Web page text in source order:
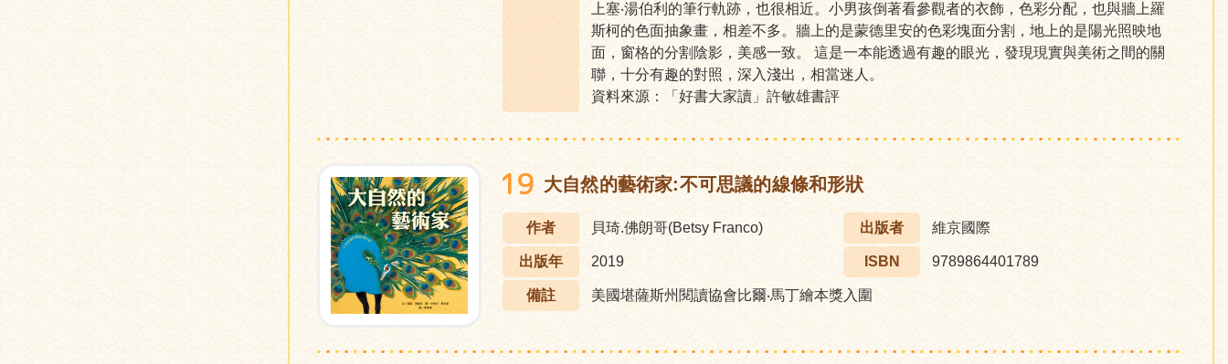
上塞‧湯伯利的筆行軌跡，也很相近。小男孩倒著看參觀者的衣飾，色彩分配，也與牆上羅
斯柯的色面抽象畫，相差不多。牆上的是蒙德里安的色彩塊面分割，地上的是陽光照映地
面，窗格的分割陰影，美感一致。 這是一本能透過有趣的眼光，發現現實與美術之間的關
聯，十分有趣的對照，深入淺出，相當迷人。
資料來源：「好書大家讀」許敏雄書評
19 大自然的藝術家:不可思議的線條和形狀
作者 貝琦.佛朗哥(Betsy Franco) 出版者 維京國際
出版年 2019 ISBN 9789864401789
備註 美國堪薩斯州閱讀協會比爾‧馬丁繪本獎入圍